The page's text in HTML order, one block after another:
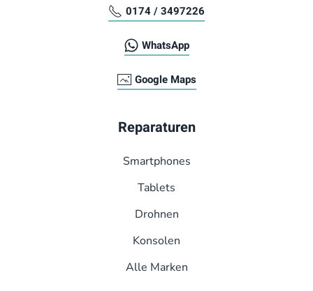
0174 / 3497226
WhatsApp
Google Maps
Reparaturen
Smart­phones
Tablets
Drohnen
Konsolen
Alle Marken